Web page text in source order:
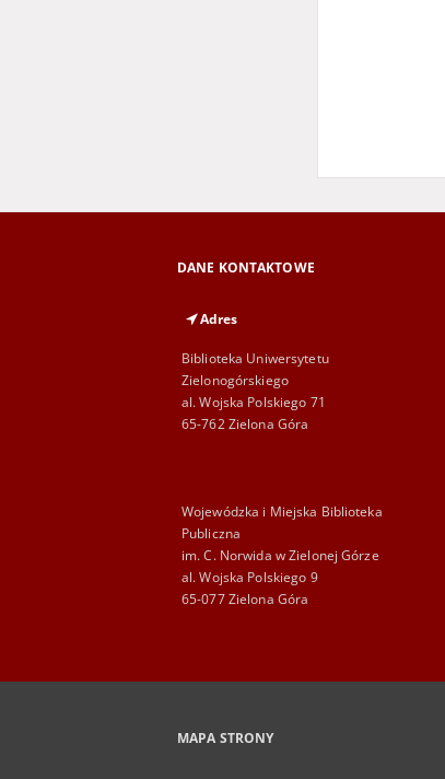
DANE KONTAKTOWE
Adres
Biblioteka Uniwersytetu
Zielonogórskiego
al. Wojska Polskiego 71
65-762 Zielona Góra
Wojewódzka i Miejska Biblioteka
Publiczna
im. C. Norwida w Zielonej Górze
al. Wojska Polskiego 9
65-077 Zielona Góra
MAPA STRONY